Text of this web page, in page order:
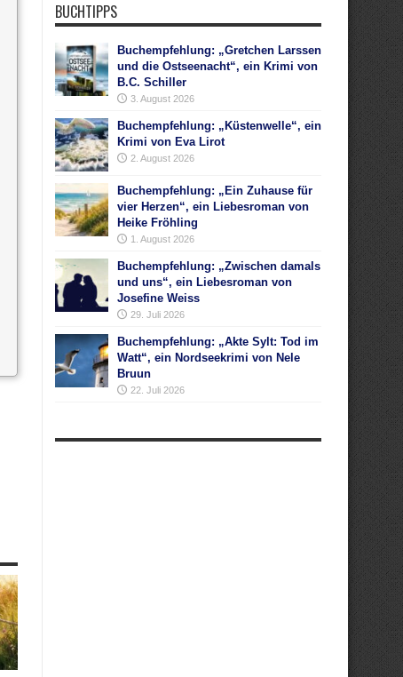
BUCHTIPPS
Buchempfehlung: „Gretchen Larssen
und die Ostseenacht“, ein Krimi von
B.C. Schiller
3. August 2026
Buchempfehlung: „Küstenwelle“, ein
Krimi von Eva Lirot
2. August 2026
Buchempfehlung: „Ein Zuhause für
vier Herzen“, ein Liebesroman von
Heike Fröhling
1. August 2026
Buchempfehlung: „Zwischen damals
und uns“, ein Liebesroman von
Josefine Weiss
29. Juli 2026
Buchempfehlung: „Akte Sylt: Tod im
Watt“, ein Nordseekrimi von Nele
Bruun
22. Juli 2026